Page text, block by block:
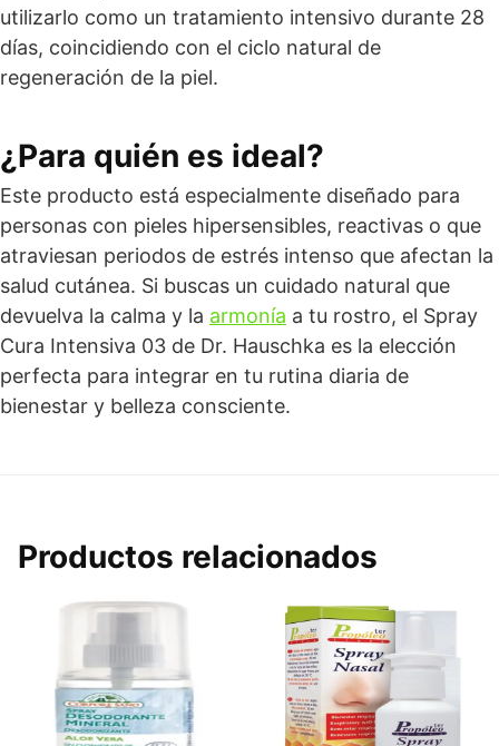
utilizarlo como un tratamiento intensivo durante 28
días, coincidiendo con el ciclo natural de
regeneración de la piel.
¿Para quién es ideal?
Este producto está especialmente diseñado para
personas con pieles hipersensibles, reactivas o que
atraviesan periodos de estrés intenso que afectan la
salud cutánea. Si buscas un cuidado natural que
devuelva la calma y la armonía a tu rostro, el Spray
Cura Intensiva 03 de Dr. Hauschka es la elección
perfecta para integrar en tu rutina diaria de
bienestar y belleza consciente.
Productos relacionados